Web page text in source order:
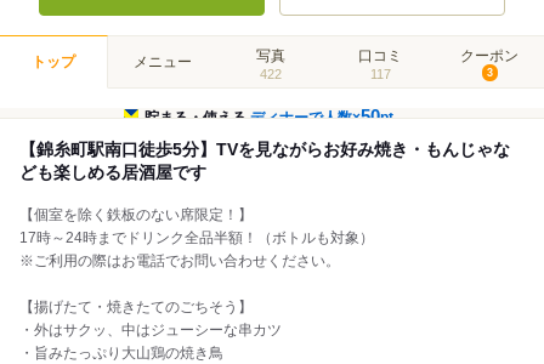
トップ メニュー 写真
422
口コミ
117
クーポン
3
貯まる・使えるディナーで人数×50pt
【錦糸町駅南口徒歩5分】TVを見ながらお好み焼き・もんじゃな
ども楽しめる居酒屋です
【個室を除く鉄板のない席限定！】
17時～24時までドリンク全品半額！（ボトルも対象）
※ご利用の際はお電話でお問い合わせください。
【揚げたて・焼きたてのごちそう】
・外はサクッ、中はジューシーな串カツ
・旨みたっぷり大山鶏の焼き鳥